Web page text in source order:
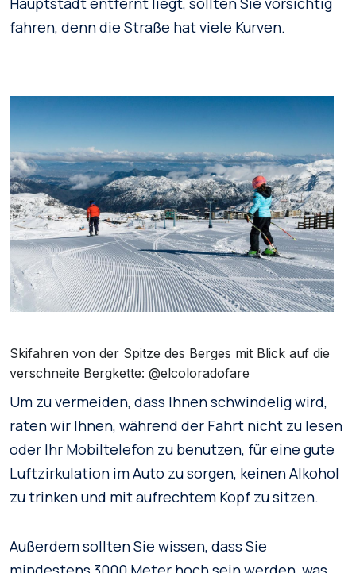
fahren, denn die Straße hat viele Kurven.
Skifahren von der Spitze des Berges mit Blick auf die
verschneite Bergkette: @elcoloradofare
Um zu vermeiden, dass Ihnen schwindelig wird,
raten wir Ihnen, während der Fahrt nicht zu lesen
oder Ihr Mobiltelefon zu benutzen, für eine gute
Luftzirkulation im Auto zu sorgen, keinen Alkohol
zu trinken und mit aufrechtem Kopf zu sitzen.
Außerdem sollten Sie wissen, dass Sie